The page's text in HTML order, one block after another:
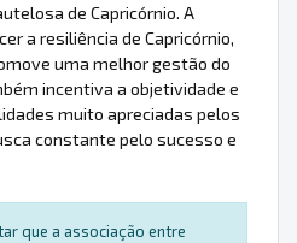
de Capricórnio. A
a resiliência de Capricórnio,
uma melhor gestão do
incentiva a objetividade e
muito apreciadas pelos
constante pelo sucesso e
que a associação entre